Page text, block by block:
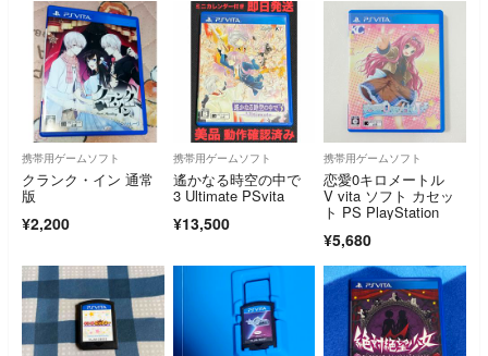
携帯用ゲームソフト
クランク・イン 通常
版
¥2,200
携帯用ゲームソフト
遙かなる時空の中で
3 Ultimate PSvita
¥13,500
携帯用ゲームソフト
恋愛0キロメートル
V vita ソフト カセッ
ト PS PlayStation
¥5,680